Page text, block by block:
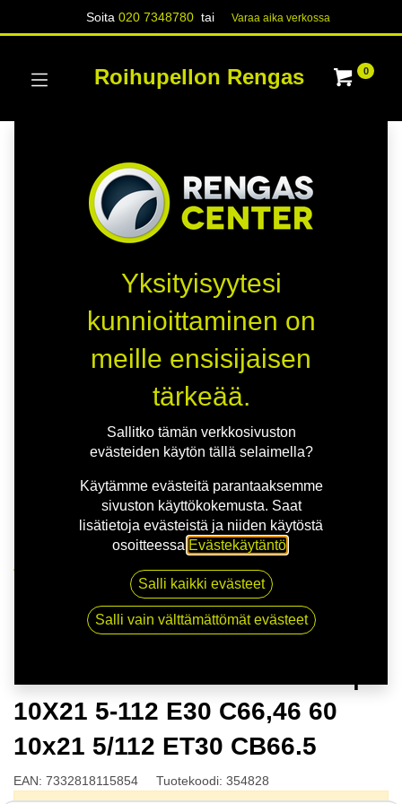
Soita020 7348780 tai Varaa aika verk​​​​ossa
Roihupellon Rengas 0
NITRO APEX FF M.BRONZE | 10X21 5-112 E30
C66,46 60 10x21 5/112 ET30 CB66.5
10X21 5-112 E30 C66,46 60
10x21 5/112 ET30 CB66.5
EAN: 7332818115854 Tuotekoodi: 354828
Yksityisyytesi
kunnioittaminen on
meille ensisijaisen
tärkeää.
Sallitko tämän verkkosivuston
evästeiden käytön tällä selaimella?
Käytämme evästeitä parantaaksemme
sivuston käyttökokemusta. Saat
lisätietoja evästeistä ja niiden käytöstä
osoitteessa Evästekäytäntö
Salli kaikki evästeet
Salli vain välttämättömät evästeet